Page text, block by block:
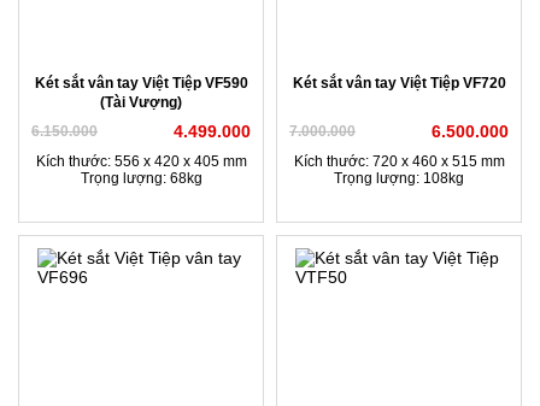
Két sắt vân tay Việt Tiệp VF590
(Tài Vượng)
6.150.000
4.499.000
Kích thước: 556 x 420 x 405 mm
Trọng lượng: 68kg
Két sắt vân tay Việt Tiệp VF720
7.000.000 6.500.000
Kích thước: 720 x 460 x 515 mm
Trọng lượng: 108kg